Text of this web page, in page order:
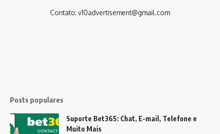
Contato: v10advertisement@gmail.com
Posts populares
Suporte Bet365: Chat, E-mail, Telefone e
Muito Mais